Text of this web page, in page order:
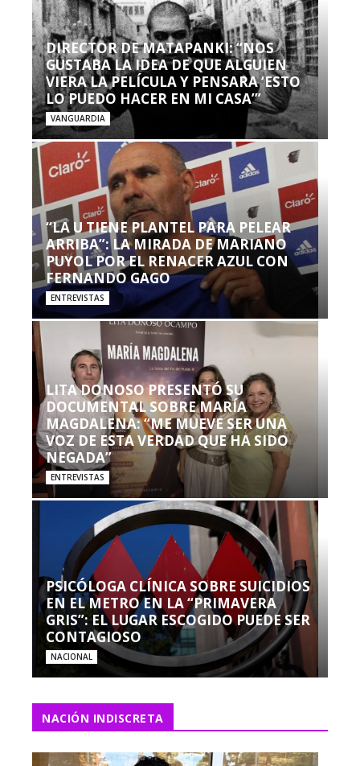
DIRECTOR DE MATAPANKI: “NOS
GUSTABA LA IDEA DE QUE ALGUIEN
VIERA LA PELÍCULA Y PENSARA ‘ESTO
LO PUEDO HACER EN MI CASA’”
VANGUARDIA
“LA U TIENE PLANTEL PARA PELEAR
ARRIBA”: LA MIRADA DE MARIANO
PUYOL POR EL RENACER AZUL CON
FERNANDO GAGO
ENTREVISTAS
LITA DONOSO PRESENTÓ SU
DOCUMENTAL SOBRE MARÍA
MAGDALENA: “ME MUEVE SER UNA
VOZ DE ESTA VERDAD QUE HA SIDO
NEGADA”
ENTREVISTAS
PSICÓLOGA CLÍNICA SOBRE SUICIDIOS
EN EL METRO EN LA “PRIMAVERA
GRIS”: EL LUGAR ESCOGIDO PUEDE SER
CONTAGIOSO
NACIONAL
NACIÓN INDISCRETA